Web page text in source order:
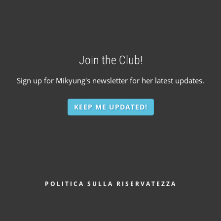
Join the Club!
Sign up for Mikyung's newsletter for her latest updates.
KEEP ME UPDATED!
POLITICA SULLA RISERVATEZZA